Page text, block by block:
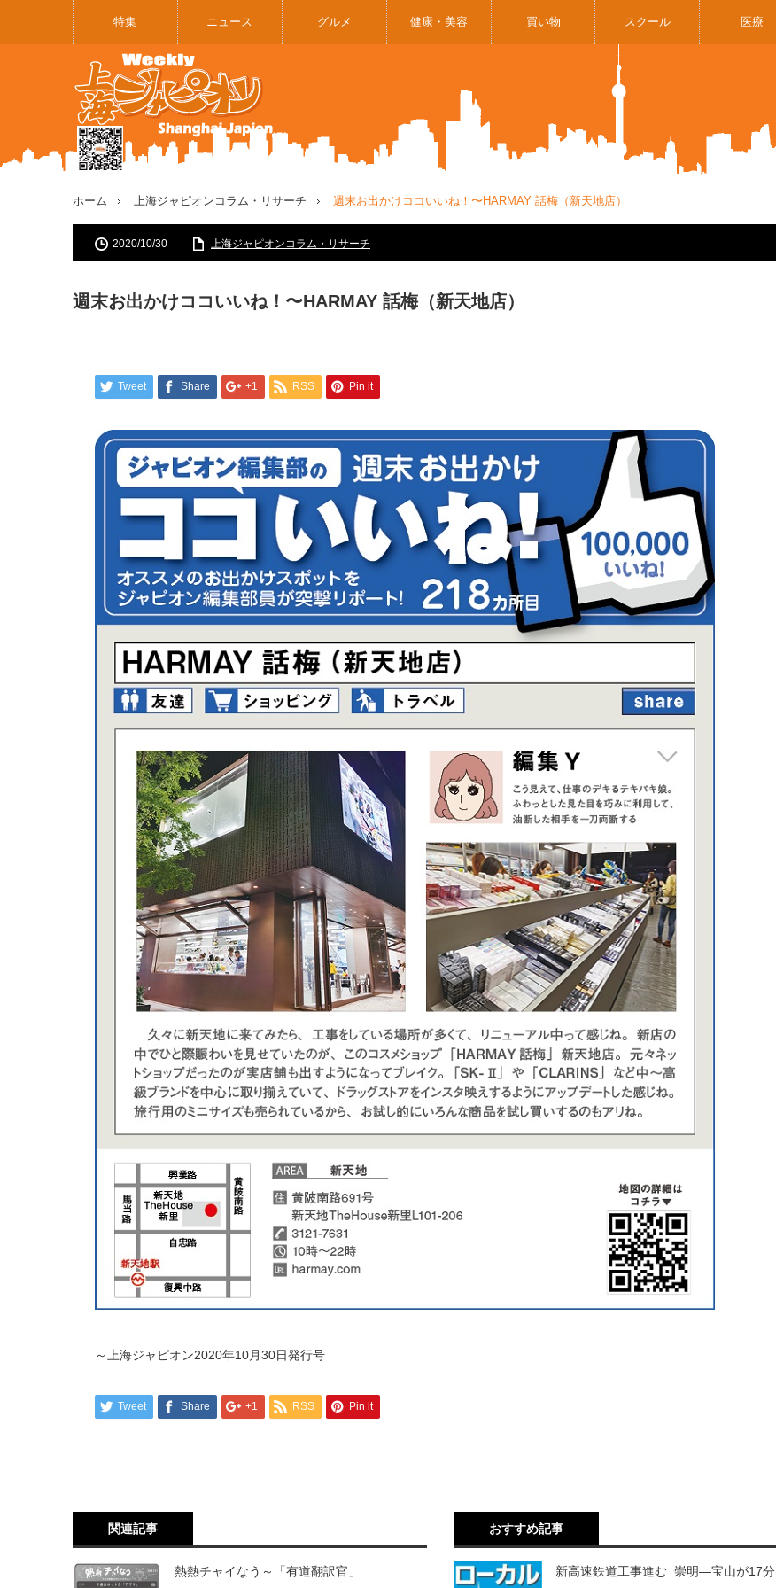
特集 ニュース グルメ 健康・美容 買い物 スクール 医療
ホーム 上海ジャピオンコラム・リサーチ 週末お出かけココいいね！〜HARMAY 話梅（新天地店）
2020/10/30 上海ジャピオンコラム・リサーチ
週末お出かけココいいね！〜HARMAY 話梅（新天地店）
Tweet Share +1 RSS Pin it
～上海ジャピオン2020年10月30日発行号
Tweet Share +1 RSS Pin it
関連記事
熱熱チャイなう～「有道翻訳官」
おすすめ記事
新高速鉄道工事進む 崇明―宝山が17分